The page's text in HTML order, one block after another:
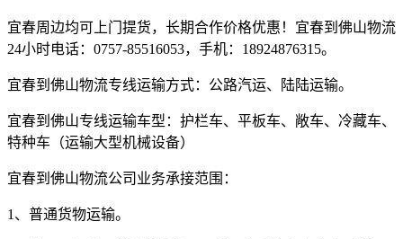
宜春周边均可上门提货，长期合作价格优惠！宜春到佛山物流
24小时电话： 0757-85516053，手机： 18924876315。
宜春到佛山物流专线运输方式：公路汽运、陆陆运输。
宜春到佛山专线运输车型：护栏车、平板车、敞车、冷藏车、
特种车（运输大型机械设备）
宜春到佛山物流公司业务承接范围：
1 、普通货物运输。